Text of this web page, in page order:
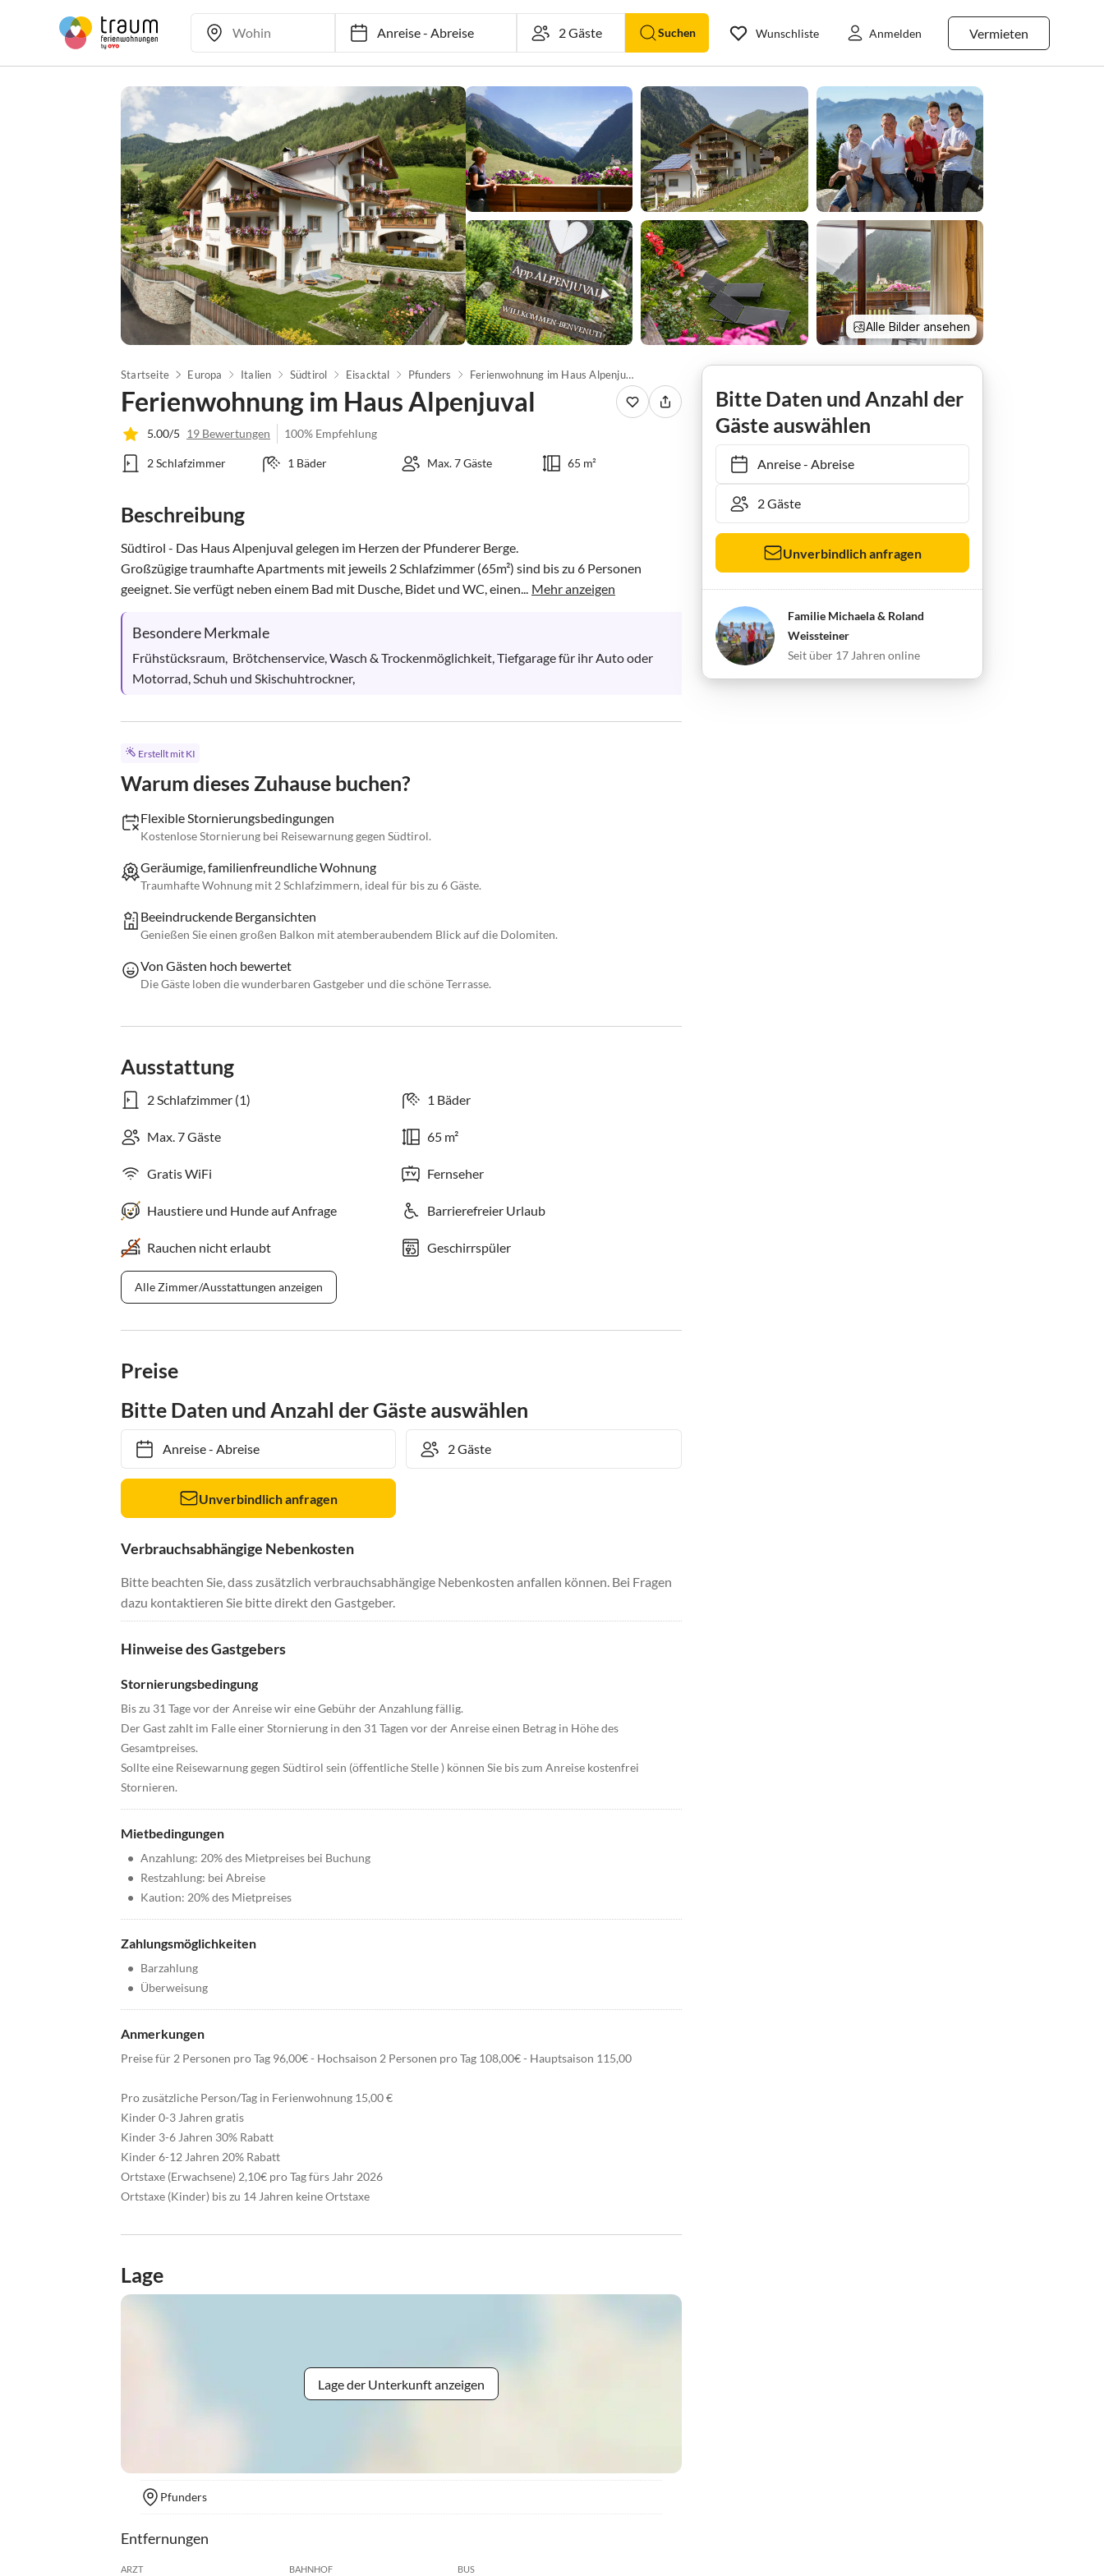
Anreise-Abreise Suchen Vermieten
Wunschliste Anmelden
Alle Bilder ansehen
Startseite Europa Italien Südtirol Eisacktal Pfunders Ferienwohnung im Haus Alpenjuval
Ferienwohnung im Haus Alpenjuval
5.00/5 19 Bewertungen 100% Empfehlung
2 Schlafzimmer 1 Bäder Max. 7 Gäste 65 m²
Beschreibung
Südtirol - Das Haus Alpenjuval gelegen im Herzen der Pfunderer Berge.
Großzügige traumhafte Apartments mit jeweils 2 Schlafzimmer (65m²) sind bis zu 6 Personen
geeignet. Sie verfügt neben einem Bad mit Dusche, Bidet und WC, einen... Mehr anzeigen
Besondere Merkmale
Frühstücksraum,  Brötchenservice, Wasch & Trockenmöglichkeit, Tiefgarage für ihr Auto oder
Motorrad, Schuh und Skischuhtrockner,
Erstellt mit KI
Warum dieses Zuhause buchen?
Flexible Stornierungsbedingungen
Kostenlose Stornierung bei Reisewarnung gegen Südtirol.
Geräumige, familienfreundliche Wohnung
Traumhafte Wohnung mit 2 Schlafzimmern, ideal für bis zu 6 Gäste.
Beeindruckende Bergansichten
Genießen Sie einen großen Balkon mit atemberaubendem Blick auf die Dolomiten.
Von Gästen hoch bewertet
Die Gäste loben die wunderbaren Gastgeber und die schöne Terrasse.
Ausstattung
2 Schlafzimmer (1) 1 Bäder
Max. 7 Gäste 65 m²
Gratis WiFi Fernseher
Haustiere und Hunde auf Anfrage Barrierefreier Urlaub
Rauchen nicht erlaubt Geschirrspüler
Alle Zimmer/Ausstattungen anzeigen
Preise
Bitte Daten und Anzahl der Gäste auswählen
Anreise- Abreise
Unverbindlich anfragen
Verbrauchsabhängige Nebenkosten
Bitte beachten Sie, dass zusätzlich verbrauchsabhängige Nebenkosten anfallen können. Bei Fragen
dazu kontaktieren Sie bitte direkt den Gastgeber.
Hinweise des Gastgebers
Stornierungsbedingung
Bis zu 31 Tage vor der Anreise wir eine Gebühr der Anzahlung fällig.
Der Gast zahlt im Falle einer Stornierung in den 31 Tagen vor der Anreise einen Betrag in Höhe des
Gesamtpreises.
Sollte eine Reisewarnung gegen Südtirol sein (öffentliche Stelle ) können Sie bis zum Anreise kostenfrei
Stornieren.
Mietbedingungen
• Anzahlung: 20% des Mietpreises bei Buchung
• Restzahlung: bei Abreise
• Kaution: 20% des Mietpreises
Zahlungsmöglichkeiten
• Barzahlung
• Überweisung
Anmerkungen
Preise für 2 Personen pro Tag 96,00€ - Hochsaison 2 Personen pro Tag 108,00€ - Hauptsaison 115,00
Pro zusätzliche Person/Tag in Ferienwohnung 15,00 €
Kinder 0-3 Jahren gratis
Kinder 3-6 Jahren 30% Rabatt
Kinder 6-12 Jahren 20% Rabatt
Ortstaxe (Erwachsene) 2,10€ pro Tag fürs Jahr 2026
Ortstaxe (Kinder) bis zu 14 Jahren keine Ortstaxe
Lage
Lage der Unterkunft anzeigen
Pfunders
Entfernungen
ARZT BAHNHOF BUS
Bitte Daten und Anzahl der
Gäste auswählen
Anreise- Abreise
Unverbindlich anfragen
Familie Michaela & Roland
Weissteiner
Seit über 17 Jahren online